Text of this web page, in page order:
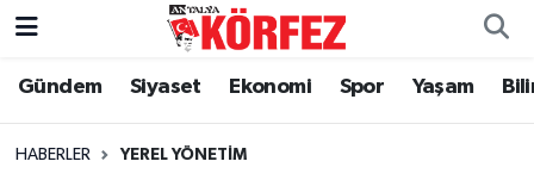
Gündem Siyaset Ekonomi Spor Yaşam
HABERLER YEREL YÖNETIM
Gündem
Siyaset
Nöbetçi Eczaneler
Hava Durumu